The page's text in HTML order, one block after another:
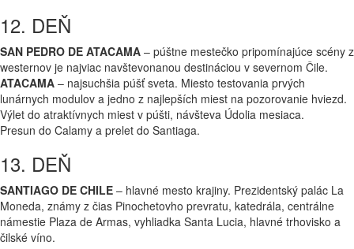
12. DEŇ
SAN PEDRO DE ATACAMA – púštne mestečko pripomínajúce scény z
westernov je najviac navštevonanou destináciou v severnom Čile.
ATACAMA – najsuchšia púšť sveta. Miesto testovania prvých
lunárnych modulov a jedno z najlepších miest na pozorovanie hviezd.
Výlet do atraktívnych miest v púšti, návšteva Údolia mesiaca.
Presun do Calamy a prelet do Santiaga.
13. DEŇ
SANTIAGO DE CHILE – hlavné mesto krajiny. Prezidentský palác La
Moneda, známy z čias Pinochetovho prevratu, katedrála, centrálne
námestie Plaza de Armas, vyhliadka Santa Lucia, hlavné trhovisko a
čilské víno.